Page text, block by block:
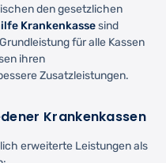
den gesetzlichen
Krankenkassesind
für alle Kassen
ihren
Zusatzleistungen.
Krankenkassen
erweiterte Leistungen als